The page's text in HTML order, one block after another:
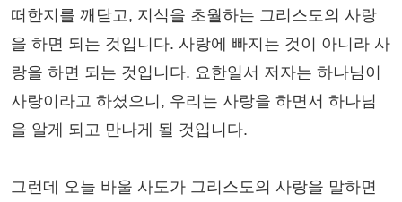
떠한지를 깨닫고, 지식을 초월하는 그리스도의 사랑
을 하면 되는 것입니다. 사랑에 빠지는 것이 아니라 사
랑을 하면 되는 것입니다. 요한일서 저자는 하나님이
사랑이라고 하셨으니, 우리는 사랑을 하면서 하나님
을 알게 되고 만나게 될 것입니다.
그런데 오늘 바울 사도가 그리스도의 사랑을 말하면